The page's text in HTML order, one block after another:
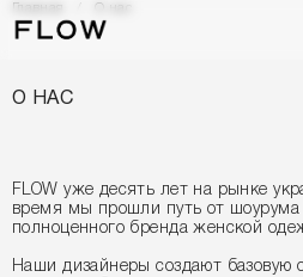
Главная О нас
О НАС
FLOW уже десять лет на рынке
время мы прошли путь от шоурума
полноценного бренда женской
Наши дизайнеры создают базовую